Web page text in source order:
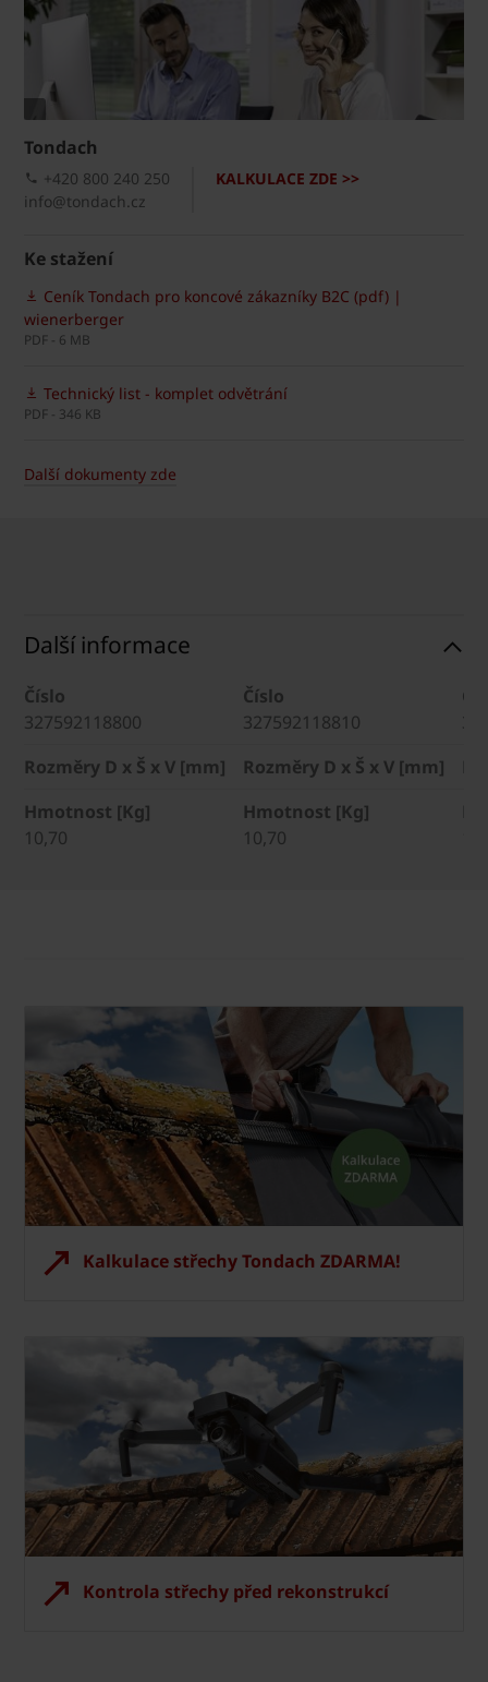
Tondach
KALKULACE ZDE >>
+420 800 240 250
info@tondach.cz
Ke stažení
Ceník Tondach pro koncové zákazníky B2C (pdf) |
wienerberger
PDF - 6 MB
Technický list - komplet odvětrání
PDF - 346 KB
Další dokumenty zde
Další informace
Číslo
327592118800
Číslo
327592118810
Rozměry D x Š x V [mm]
Rozměry D x Š x V [mm]
Hmotnost [Kg]
10,70
Hmotnost [Kg]
10,70
Kalkulace střechy Tondach ZDARMA!
Kontrola střechy před rekonstrukcí